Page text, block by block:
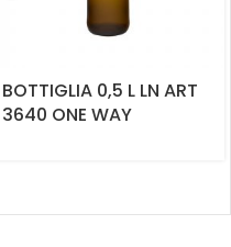
BOTTIGLIA 0,5 L LN ART
3640 ONE WAY